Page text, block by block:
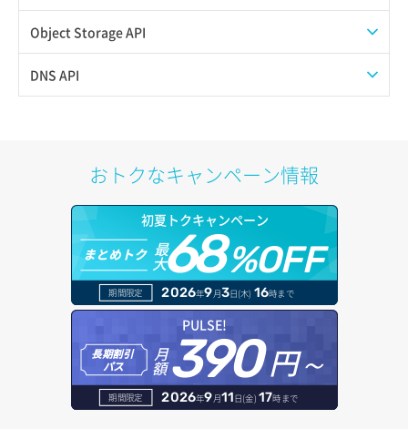
QoSポリシー詳細取得
サブネット一覧取得
サブネット詳細取得
セキュリティグループ ルール一覧取得
セキュリティグループ ルール作成
セキュリティグループ ルール削除
セキュリティグループ ルール詳細取得
セキュリティグループ一覧取得
プール一覧取得
プール作成
ヘルスモニタ一覧取得
ヘルスモニタ作成
ヘルスモニタ削除
ヘルスモニタ更新
ヘルスモニタ詳細取得
Object Storage API
Web公開
オブジェクトダウンロード
オブジェクトバージョン管理
オブジェクト一覧取得
オブジェクト削除
オブジェクト削除予約
DNS API
ドメイン情報登録
ドメイン詳細取得
レコード一覧取得
レコード作成
おトクなキャンペーン情報
初夏トクキャンペーン
まとめトク 最
大68%OFF
期間限定 2026年9月3日(木) 16時まで
PULSE!
長期割引
パス
月
額390円～
期間限定 2026年9月11日(金) 17時まで